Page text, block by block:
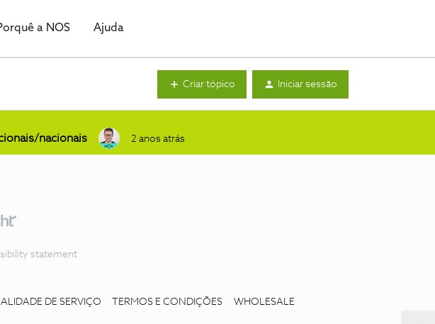
a NOS Ajuda
Criar tópico Iniciar sessão
nacionais 2 anos atrás
statement
DE SERVIÇO TERMOS E CONDIÇÕES WHOLESALE